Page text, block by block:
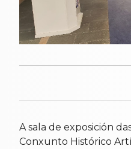
A sala de exposición
Conxunto Histórico